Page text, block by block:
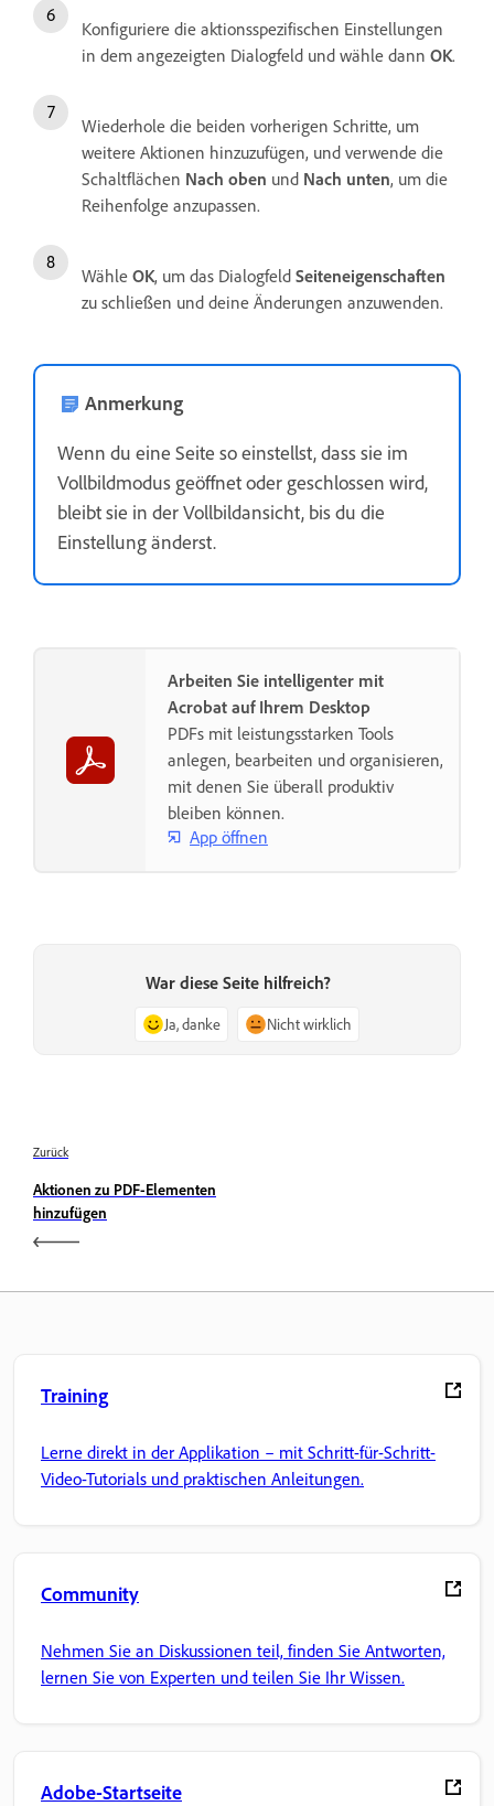
Konfiguriere die aktionsspezifischen Einstellungen
in dem angezeigten Dialogfeld und wähle dann OK.
Wiederhole die beiden vorherigen Schritte, um
weitere Aktionen hinzuzufügen, und verwende die
Schaltflächen Nach oben und Nach unten, um die
Reihenfolge anzupassen.
Wähle OK, um das Dialogfeld Seiteneigenschaften
zu schließen und deine Änderungen anzuwenden.
Anmerkung
Wenn du eine Seite so einstellst, dass sie im
Vollbildmodus geöffnet oder geschlossen wird,
bleibt sie in der Vollbildansicht, bis du die
Einstellung änderst.
Arbeiten Sie intelligenter mit
Acrobat auf Ihrem Desktop
PDFs mit leistungsstarken Tools
anlegen, bearbeiten und organisieren,
mit denen Sie überall produktiv
bleiben können.
App öffnen
War diese Seite hilfreich?
Ja, danke Nicht wirklich
Zurück
Aktionen zu PDF-Elementen
hinzufügen
Training
Lerne direkt in der Applikation – mit Schritt-für-Schritt-
Video-Tutorials und praktischen Anleitungen.
Community
Nehmen Sie an Diskussionen teil, finden Sie Antworten,
lernen Sie von Experten und teilen Sie Ihr Wissen.
Adobe-Startseite